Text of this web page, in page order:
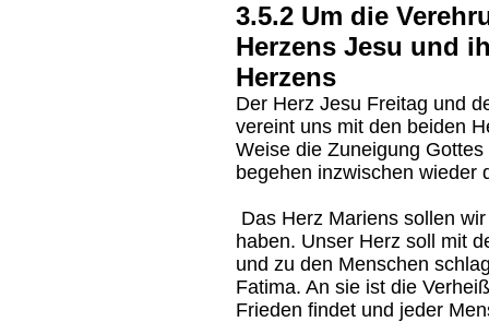
3.5.2 Um die
Herzens Jesu und
Herzens
Der Herz Jesu Freitag und
vereint uns mit den beiden
Weise die Zuneigung
begehen inzwischen wieder
Das Herz Mariens sollen
haben. Unser Herz soll mit
und zu den Menschen
Fatima. An sie ist die
Frieden findet und jeder